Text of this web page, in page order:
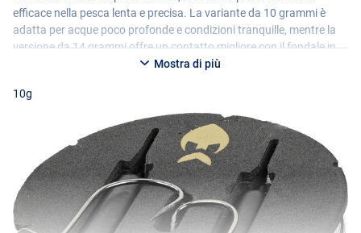
efficace nella pesca lenta e precisa. La variante da 10 grammi è
adatta per acque poco profonde e condizioni tranquille, mentre la
versione da 14 grammi offre un contatto migliore con il fondale in
acque più profonde, con vento o leggera corrente. I rig sono adatti
bobina
Mostra di più
10g